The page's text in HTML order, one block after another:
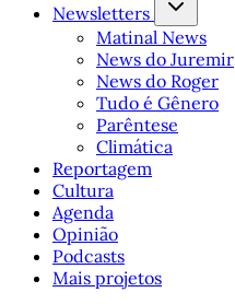
Newsletters
Matinal News
News do Juremir
News do Roger
Tudo é Gênero
Parêntese
Climática
Reportagem
Cultura
Agenda
Opinião
Podcasts
Mais projetos